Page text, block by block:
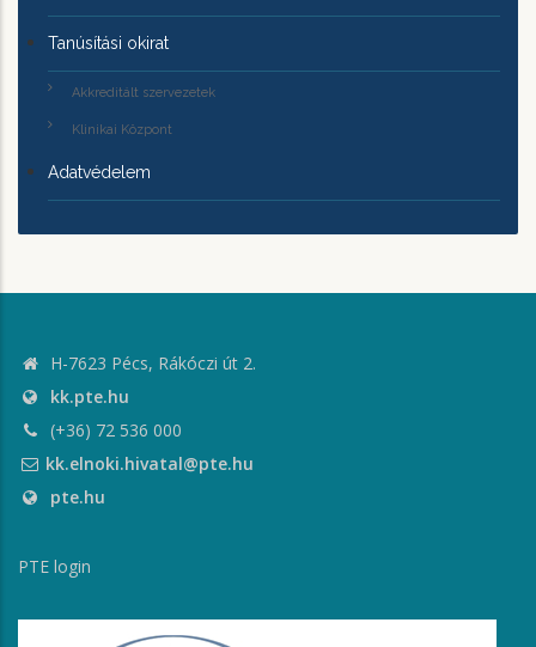
Tanúsítási okirat
Akkreditált szervezetek
Klinikai Központ
Adatvédelem
H-7623 Pécs, Rákóczi út 2.
kk.pte.hu
(+36) 72 536 000
kk.elnoki.hivatal@pte.hu
pte.hu
PTE login